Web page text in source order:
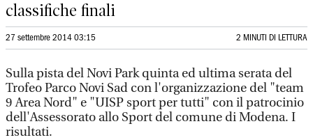
classifiche finali
27 settembre 2014 03:15 2 MINUTI DI LETTURA
Sulla pista del Novi Park quinta ed ultima serata del
Trofeo Parco Novi Sad con l'organizzazione del "team
9 Area Nord" e "UISP sport per tutti" con il patrocinio
dell'Assessorato allo Sport del comune di Modena. I
risultati.